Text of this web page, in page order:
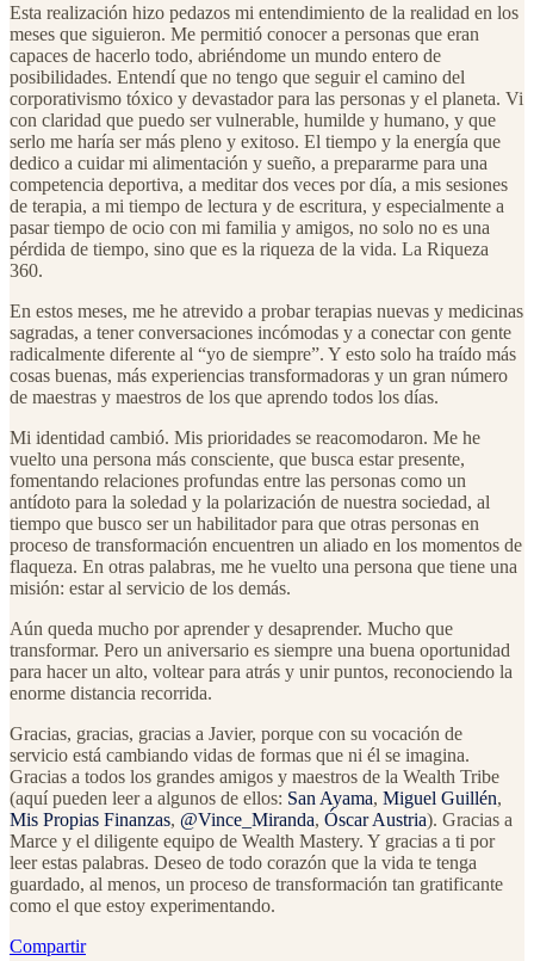
Esta realización hizo pedazos mi entendimiento de la realidad en los
meses que siguieron. Me permitió conocer a personas que eran
capaces de hacerlo todo, abriéndome un mundo entero de
posibilidades. Entendí que no tengo que seguir el camino del
corporativismo tóxico y devastador para las personas y el planeta. Vi
con claridad que puedo ser vulnerable, humilde y humano, y que
serlo me haría ser más pleno y exitoso. El tiempo y la energía que
dedico a cuidar mi alimentación y sueño, a prepararme para una
competencia deportiva, a meditar dos veces por día, a mis sesiones
de terapia, a mi tiempo de lectura y de escritura, y especialmente a
pasar tiempo de ocio con mi familia y amigos, no solo no es una
pérdida de tiempo, sino que es la riqueza de la vida. La Riqueza
360.
En estos meses, me he atrevido a probar terapias nuevas y medicinas
sagradas, a tener conversaciones incómodas y a conectar con gente
radicalmente diferente al “yo de siempre”. Y esto solo ha traído más
cosas buenas, más experiencias transformadoras y un gran número
de maestras y maestros de los que aprendo todos los días.
Mi identidad cambió. Mis prioridades se reacomodaron. Me he
vuelto una persona más consciente, que busca estar presente,
fomentando relaciones profundas entre las personas como un
antídoto para la soledad y la polarización de nuestra sociedad, al
tiempo que busco ser un habilitador para que otras personas en
proceso de transformación encuentren un aliado en los momentos de
flaqueza. En otras palabras, me he vuelto una persona que tiene una
misión: estar al servicio de los demás.
Aún queda mucho por aprender y desaprender. Mucho que
transformar. Pero un aniversario es siempre una buena oportunidad
para hacer un alto, voltear para atrás y unir puntos, reconociendo la
enorme distancia recorrida.
Gracias, gracias, gracias a Javier, porque con su vocación de
servicio está cambiando vidas de formas que ni él se imagina.
Gracias a todos los grandes amigos y maestros de la Wealth Tribe
(aquí pueden leer a algunos de ellos: San Ayama, Miguel Guillén,
Mis Propias Finanzas, @Vince_Miranda, Óscar Austria). Gracias a
Marce y el diligente equipo de Wealth Mastery. Y gracias a ti por
leer estas palabras. Deseo de todo corazón que la vida te tenga
guardado, al menos, un proceso de transformación tan gratificante
como el que estoy experimentando.
Compartir